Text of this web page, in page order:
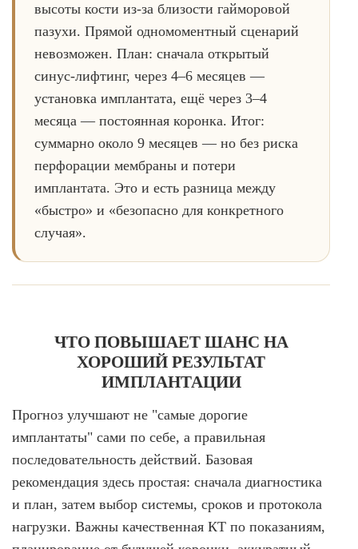
высоты кости из-за близости гайморовой
пазухи. Прямой одномоментный сценарий
невозможен. План: сначала открытый
синус-лифтинг, через 4–6 месяцев —
установка имплантата, ещё через 3–4
месяца — постоянная коронка. Итог:
суммарно около 9 месяцев — но без риска
перфорации мембраны и потери
имплантата. Это и есть разница между
«быстро» и «безопасно для конкретного
случая».
ЧТО ПОВЫШАЕТ ШАНС НА
ХОРОШИЙ РЕЗУЛЬТАТ
ИМПЛАНТАЦИИ
Прогноз улучшают не "самые дорогие
имплантаты" сами по себе, а правильная
последовательность действий. Базовая
рекомендация здесь простая: сначала диагностика
и план, затем выбор системы, сроков и протокола
нагрузки. Важны качественная КТ по показаниям,